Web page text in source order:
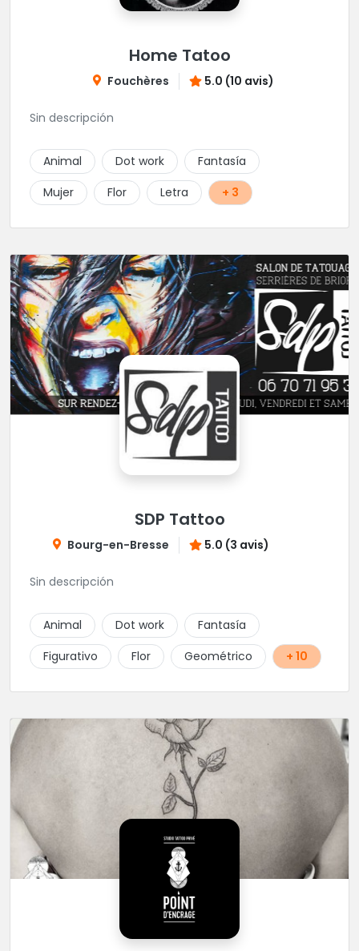
Home Tatoo
Fouchères 5.0 (10 avis)
Sin descripción
Animal Dot work
Fantasía
Mujer
Flor Letra + 3
SDP Tattoo
Bourg-en-Bresse 5.0 (3 avis)
Sin descripción
Animal Dot work
Fantasía
Figurativo
Flor Geométrico + 10